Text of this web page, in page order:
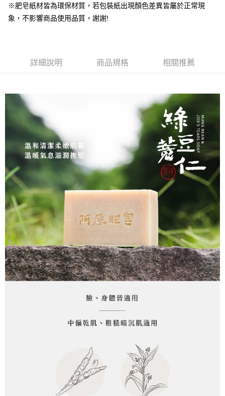
資料（包含姓名、電話或地址）提供予台灣大哥大進項蒐集、處理及利用，
由本公司與您本人進行分期帳單所需資料之確認、核對及更正。
3.完整用戶服務條款，請詳閱以下連結：
是否繳費成功／繳費後需取消欲退款等相關疑問，請聯繫「AFTEE先享後付
客戶支援中心」https://netprotections.freshdesk.com/support/home
權轉讓予恩沛科技股份有限公司。
「AFTEE先享後付」，若未經同意申辦者引起之損失，本公司不負相關責
４．使用「AFTEE先享後付」時，將依據個別帳號之用戶狀況，依本公司即
時審查核予不同之上限額度；若仍有額度不足之情形，本公司將視審查結果
請求用戶進行身份認證。
５．嚴禁一人註冊多個帳號或使用他人資訊註冊。若發現惡意使用之情形，
恩沛科技股份有限公司將有權停止該用戶之使用額度並採取法律行動。
每筆NT$100，滿NT$1,000(含以上)免運費
※肥皂紙材皆為環保材質，若包裝紙出現顏色差異皆屬於正常現
象，不影響商品使用品質，謝謝!
詳細說明 商品規格 相關推薦